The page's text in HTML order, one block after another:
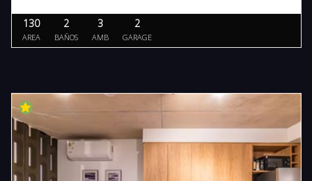
130
AREA
2
BAÑOS
3
AMB
2
GARAGE